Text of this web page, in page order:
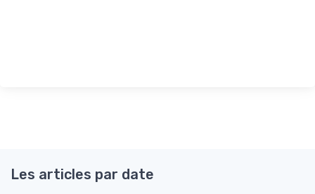
Les articles par date